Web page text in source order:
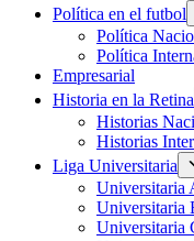
Política en el futbol
Política
Política
Empresarial
Historia en la Retina
Historias
Historias
Liga Universitaria
Universitaria
Universitaria
Universitaria